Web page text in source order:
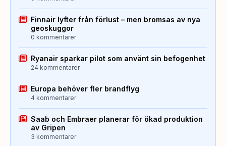
Finnair lyfter från förlust – men bromsas av nya
geoskuggor
0 kommentarer
Ryanair sparkar pilot som använt sin befogenhet
24 kommentarer
Europa behöver fler brandflyg
4 kommentarer
Saab och Embraer planerar för ökad produktion
av Gripen
3 kommentarer